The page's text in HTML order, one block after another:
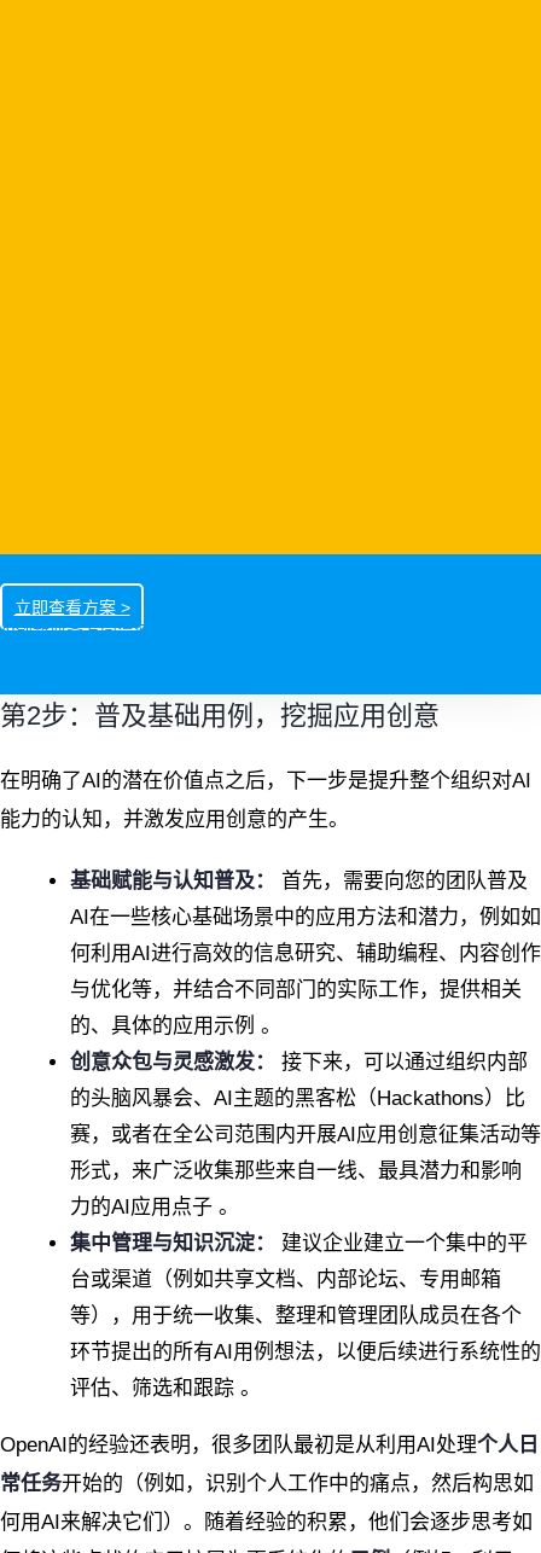
立即查看方案 >
AI创新业务方向混沌，高失败风险和成本，AI项目艰难推进，下行周期AI
第2步：普及基础用例，挖掘应用创意
在明确了AI的潜在价值点之后，下一步是提升整个组织对AI
能力的认知，并激发应用创意的产生。
基础赋能与认知普及：
首先，需要向您的团队普及
AI在一些核心基础场景中的应用方法和潜力，例如如
何利用AI进行高效的信息研究、辅助编程、内容创作
与优化等，并结合不同部门的实际工作，提供相关
的、具体的应用示例 。
创意众包与灵感激发：
接下来，可以通过组织内部
的头脑风暴会、AI主题的黑客松（Hackathons）比
赛，或者在全公司范围内开展AI应用创意征集活动等
形式，来广泛收集那些来自一线、最具潜力和影响
力的AI应用点子 。
集中管理与知识沉淀：
建议企业建立一个集中的平
台或渠道（例如共享文档、内部论坛、专用邮箱
等），用于统一收集、整理和管理团队成员在各个
环节提出的所有AI用例想法，以便后续进行系统性的
评估、筛选和跟踪 。
OpenAI的经验还表明，很多团队最初是从利用AI处理个人日
常任务开始的（例如，识别个人工作中的痛点，然后构思如
何用AI来解决它们）。随着经验的积累，他们会逐步思考如